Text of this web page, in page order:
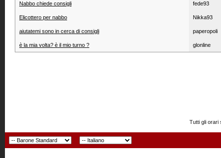
Nabbo chiede consigli fede93
Elicottero per nabbo Nikka93
aiutatemi sono in cerca di consigli paperopoli
è la mia volta? è il mio turno ? glonline
Tutti gli orari